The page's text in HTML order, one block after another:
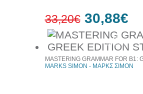
7%
έκπτωση
33,20€ 30,88€
MASTERING GRAMMAR FOR B1:
MARKS SIMON - ΜΑΡΚΣ ΣΙΜΟΝ